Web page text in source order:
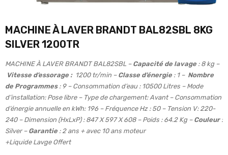
MACHINE À LAVER BRANDT BAL82SBL 8KG
SILVER 1200TR
MACHINE À LAVER BRANDT BAL82SBL –Capacité de lavage : 8 kg –
Vitesse d’essorage :1200 tr/min – Classe d’énergie : 1 – Nombre
de Programmes: 9 – Consommation d’eau : 10500 Litres – Mode
d’installation: Pose libre – Type de chargement: Avant – Consommation
d’énergie annuelle en kWh: 196 – Fréquence Hz : 50 – Tension V: 220-
240 – Dimension (HxLxP) : 847 X 597 X 608 – Poids : 64.2 Kg – Couleur:
Silver – Garantie : 2 ans + avec 10 ans moteur
+Liquide Lavge Offert